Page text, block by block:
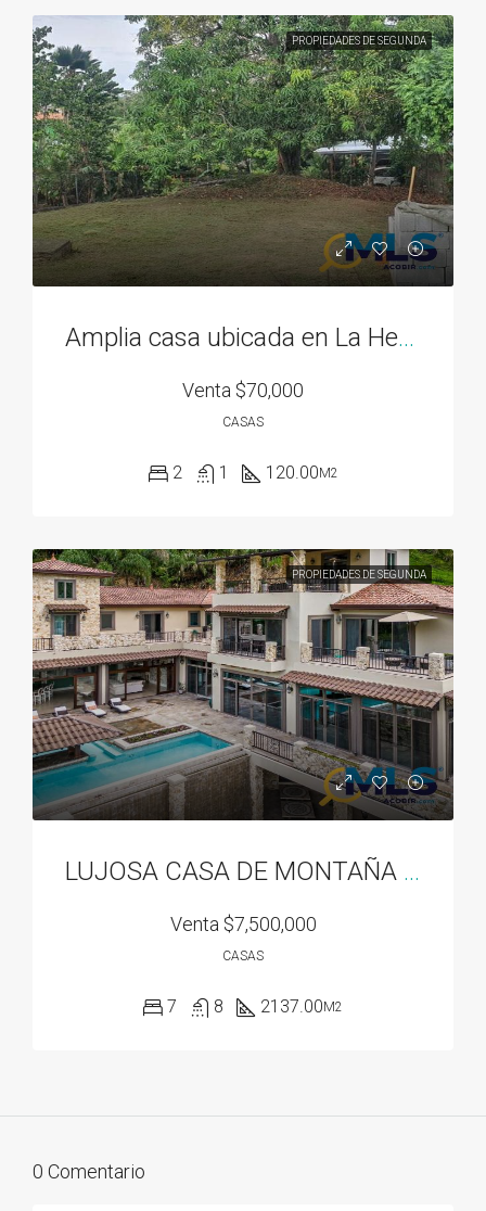
PROPIEDADES DE SEGUNDA
Amplia casa ubicada en La Herradura 2
Venta $70,000
CASAS
2 1 120.00M2
PROPIEDADES DE SEGUNDA
LUJOSA CASA DE MONTAÑA EN VALLE ESCONDIDO EN BOQUETE, PANAMA
Venta $7,500,000
CASAS
7 8 2137.00M2
0 Comentario